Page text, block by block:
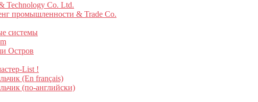
Technology Co. Ltd.
промышленности & Trade Co.
системы
Остров
List !
(En français)
(по-английски)